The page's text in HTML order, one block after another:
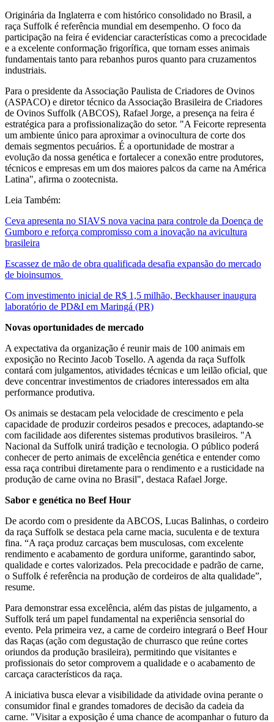
Originária da Inglaterra e com histórico consolidado no Brasil, a
raça Suffolk é referência mundial em desempenho. O foco da
participação na feira é evidenciar características como a precocidade
e a excelente conformação frigorífica, que tornam esses animais
fundamentais tanto para rebanhos puros quanto para cruzamentos
industriais.
Para o presidente da Associação Paulista de Criadores de Ovinos
(ASPACO) e diretor técnico da Associação Brasileira de Criadores
de Ovinos Suffolk (ABCOS), Rafael Jorge, a presença na feira é
estratégica para a profissionalização do setor. "A Feicorte representa
um ambiente único para aproximar a ovinocultura de corte dos
demais segmentos pecuários. É a oportunidade de mostrar a
evolução da nossa genética e fortalecer a conexão entre produtores,
técnicos e empresas em um dos maiores palcos da carne na América
Latina", afirma o zootecnista.
Leia Também:
Ceva apresenta no SIAVS nova vacina para controle da Doença de
Gumboro e reforça compromisso com a inovação na avicultura
brasileira
Escassez de mão de obra qualificada desafia expansão do mercado
de bioinsumos
Com investimento inicial de R$ 1,5 milhão, Beckhauser inaugura
laboratório de PD&I em Maringá (PR)
Novas oportunidades de mercado
A expectativa da organização é reunir mais de 100 animais em
exposição no Recinto Jacob Tosello. A agenda da raça Suffolk
contará com julgamentos, atividades técnicas e um leilão oficial, que
deve concentrar investimentos de criadores interessados em alta
performance produtiva.
Os animais se destacam pela velocidade de crescimento e pela
capacidade de produzir cordeiros pesados e precoces, adaptando-se
com facilidade aos diferentes sistemas produtivos brasileiros. "A
Nacional da Suffolk unirá tradição e tecnologia. O público poderá
conhecer de perto animais de excelência genética e entender como
essa raça contribui diretamente para o rendimento e a rusticidade na
produção de carne ovina no Brasil", destaca Rafael Jorge.
Sabor e genética no Beef Hour
De acordo com o presidente da ABCOS, Lucas Balinhas, o cordeiro
da raça Suffolk se destaca pela carne macia, suculenta e de textura
fina. “A raça produz carcaças bem musculosas, com excelente
rendimento e acabamento de gordura uniforme, garantindo sabor,
qualidade e cortes valorizados. Pela precocidade e padrão de carne,
o Suffolk é referência na produção de cordeiros de alta qualidade”,
resume.
Para demonstrar essa excelência, além das pistas de julgamento, a
Suffolk terá um papel fundamental na experiência sensorial do
evento. Pela primeira vez, a carne de cordeiro integrará o Beef Hour
das Raças (ação com degustação de churrasco que reúne cortes
oriundos da produção brasileira), permitindo que visitantes e
profissionais do setor comprovem a qualidade e o acabamento de
carcaça característicos da raça.
A iniciativa busca elevar a visibilidade da atividade ovina perante o
consumidor final e grandes tomadores de decisão da cadeia da
carne. "Visitar a exposição é uma chance de acompanhar o futuro da